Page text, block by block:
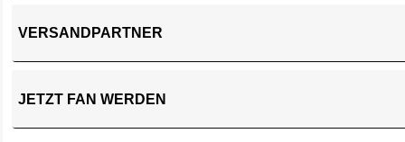
VERSANDPARTNER
JETZT FAN WERDEN